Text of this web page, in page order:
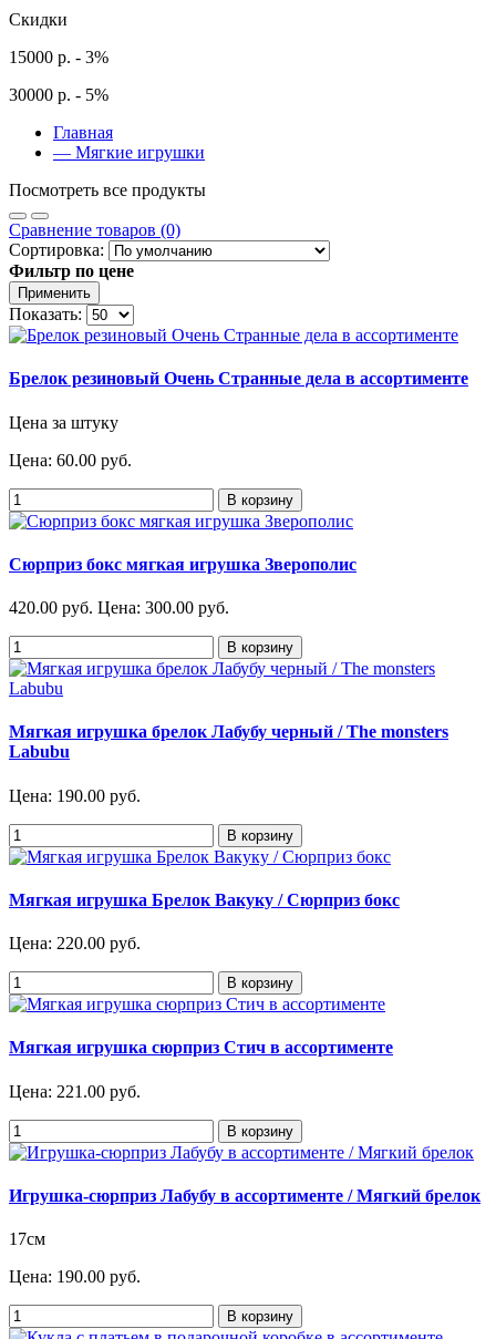
Скидки
15000 р. - 3%
30000 р. - 5%
Главная
— Мягкие игрушки
Посмотреть все продукты
Сравнение товаров (0)
Сортировка:
Фильтр по цене
Применить
Показать:
Брелок резиновый Очень Странные дела в ассортименте
Цена за штуку
Цена: 60.00 руб.
Сюрприз бокс мягкая игрушка Зверополис
420.00 руб. Цена: 300.00 руб.
Мягкая игрушка брелок Лабубу черный / The monsters
Labubu
Цена: 190.00 руб.
Мягкая игрушка Брелок Вакуку / Сюрприз бокс
Цена: 220.00 руб.
Мягкая игрушка сюрприз Стич в ассортименте
Цена: 221.00 руб.
Игрушка-сюрприз Лабубу в ассортименте / Мягкий брелок
17см
Цена: 190.00 руб.